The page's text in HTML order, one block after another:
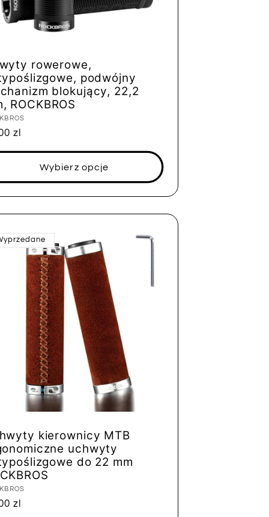
rowerowe,
podwójny
blokujący, 22,2
ROCKBROS
zl
Wybierz opcje
kierownicy MTB
uchwyty
do 22 mm
zl